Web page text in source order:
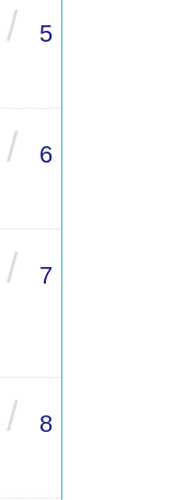
/ 5
/ 6
/ 7
/ 8